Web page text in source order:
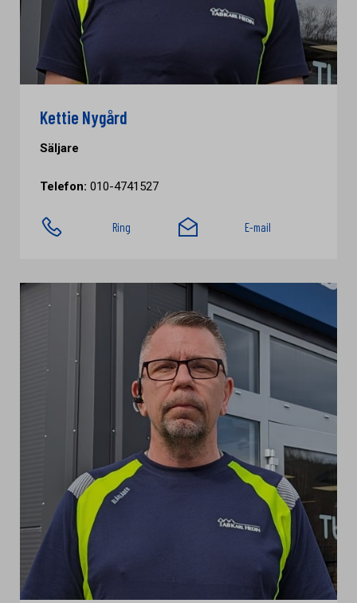
Kettie Nygård
Säljare
Telefon: 010-4741527
Ring E-mail